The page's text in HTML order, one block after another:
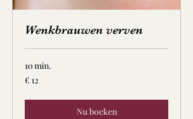
Wenkbrauwen verven
10 min.
12
euro
€ 12
Nu boeken